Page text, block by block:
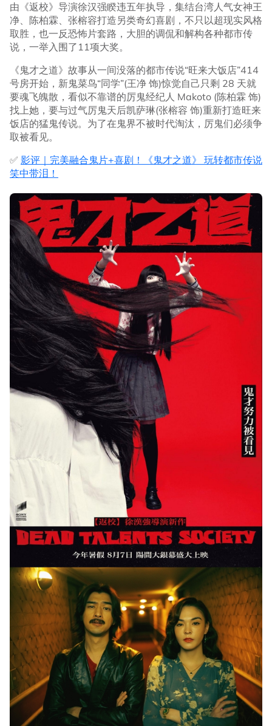
由《返校》导演徐汉强睽违五年执导，集结台湾人气女神王
净、陈柏霖、张榕容打造另类奇幻喜剧，不只以超现实风格
取胜，也一反恐怖片套路，大胆的调侃和解构各种都市传
说，一举入围了11项大奖。
《鬼才之道》故事从一间没落的都市传说“旺来大饭店”414
号房开始，新鬼菜鸟“同学”(王净 饰)惊觉自己只剩 28 天就
要魂飞魄散，看似不靠谱的厉鬼经纪人 Makoto (陈柏霖 饰)
找上她，要与过气厉鬼天后凯萨琳(张榕容 饰)重新打造旺来
饭店的猛鬼传说。为了在鬼界不被时代淘汰，厉鬼们必须争
取被看见。
✅ 影评｜完美融合鬼片+喜剧！《鬼才之道》 玩转都市传说
笑中带泪！